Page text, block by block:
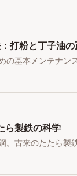
打粉と丁子油
の基本メンテナン
ら製鉄の科学
。古来のたたら製